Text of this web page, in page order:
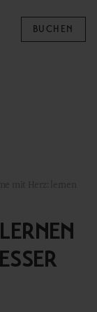
BUCHEN
mit Herz: lernen